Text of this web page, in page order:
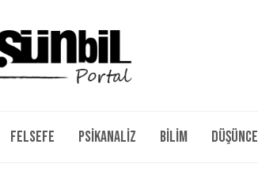
Felsefe Psikanaliz Bilim Düşünce